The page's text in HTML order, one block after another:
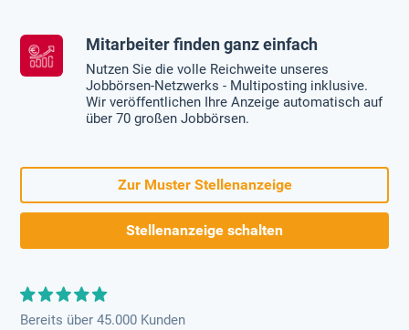
Mitarbeiter finden ganz einfach
Nutzen Sie die volle Reichweite unseres
Jobbörsen-Netzwerks - Multiposting inklusive.
Wir veröffentlichen Ihre Anzeige automatisch auf
über 70 großen Jobbörsen.
Zur Muster Stellenanzeige
Stellenanzeige schalten
Bereits über 45.000 Kunden